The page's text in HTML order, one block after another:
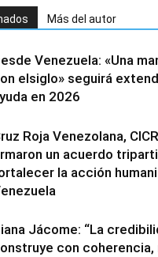
Más del autor
Venezuela: «Una
elsiglo» seguirá
en 2026
Roja Venezolana,
un acuerdo
la acción
Jácome: “La
con coherencia,